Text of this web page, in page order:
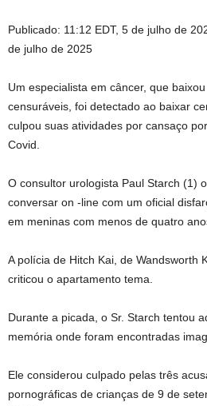
Publicado: 11:12 EDT, 5 de julho de
de julho de 2025
Um especialista em câncer, que
censuráveis, foi detectado ao baixar
culpou suas atividades por cansaço
Covid.
O consultor urologista Paul Starch (1)
conversar on -line com um oficial
em meninas com menos de quatro
A polícia de Hitch Kai, de Wandsworth
criticou o apartamento tema.
Durante a picada, o Sr. Starch tentou
memória onde foram encontradas
Ele considerou culpado pelas três
pornográficas de crianças de 9 de